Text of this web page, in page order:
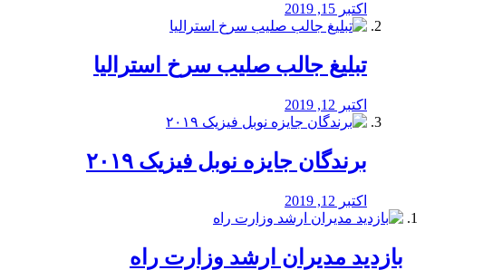
اکتبر 15, 2019
تبلیغ جالب صلیب سرخ استرالیا
اکتبر 12, 2019
برندگان جایزه نوبل فیزیک ۲۰۱۹
اکتبر 12, 2019
بازدید مدیران ارشد وزارت راه